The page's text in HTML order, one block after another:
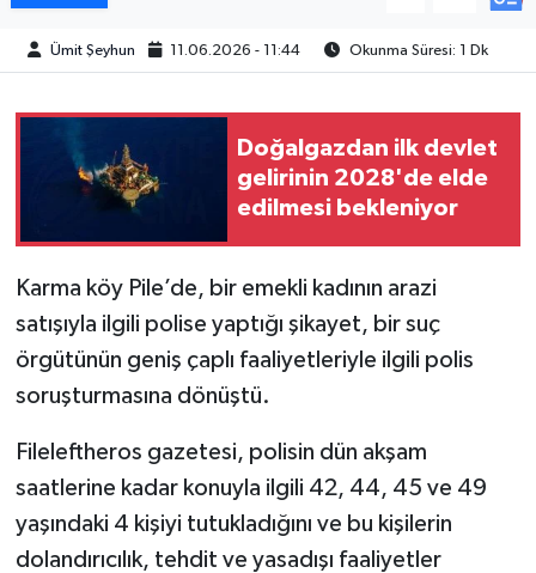
Ümit Şeyhun 11.06.2026 - 11:44 Okunma Süresi: 1 Dk
Doğalgazdan ilk devlet
gelirinin 2028'de elde
edilmesi bekleniyor
Karma köy Pile’de, bir emekli kadının arazi
satışıyla ilgili polise yaptığı şikayet, bir suç
örgütünün geniş çaplı faaliyetleriyle ilgili polis
soruşturmasına dönüştü.
Fileleftheros gazetesi, polisin dün akşam
saatlerine kadar konuyla ilgili 42, 44, 45 ve 49
yaşındaki 4 kişiyi tutukladığını ve bu kişilerin
dolandırıcılık, tehdit ve yasadışı faaliyetler